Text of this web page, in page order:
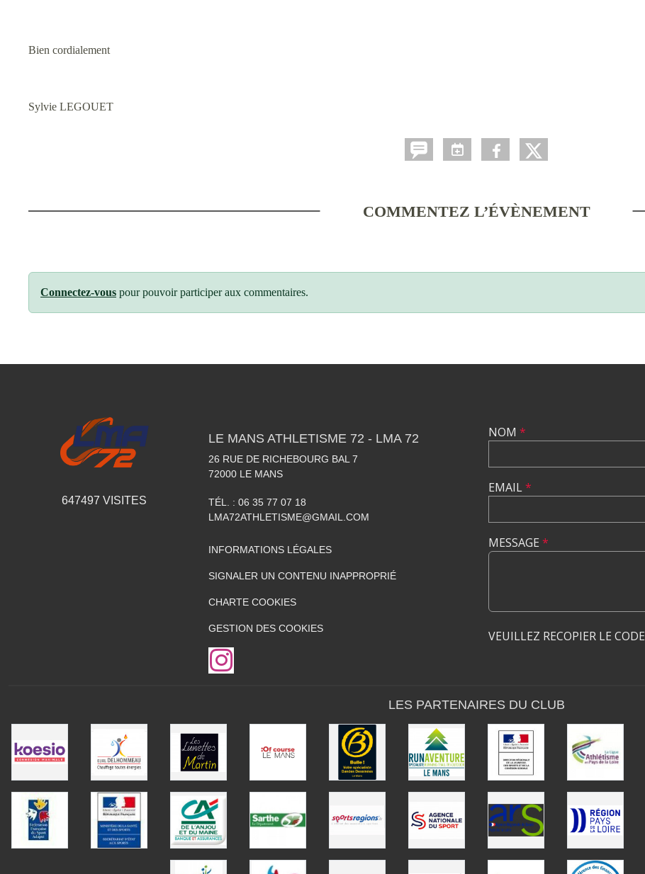
Bien cordialement
Sylvie LEGOUET
COMMENTEZ L’ÉVÈNEMENT
Connectez-vous pour pouvoir participer aux commentaires.
647497 VISITES
LE MANS ATHLETISME 72 - LMA 72
26 RUE DE RICHEBOURG BAL 7
72000 LE MANS
TÉL. : 06 35 77 07 18
LMA72ATHLETISME@GMAIL.COM
INFORMATIONS LÉGALES
SIGNALER UN CONTENU INAPPROPRIÉ
CHARTE COOKIES
GESTION DES COOKIES
NOM *
EMAIL*
MESSAGE *
VEUILLEZ RECOPIER LE CODE
LES PARTENAIRES DU CLUB